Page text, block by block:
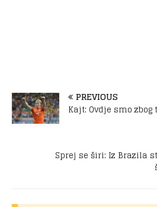
PREVIOUS
Kajt: Ovdje smo
Sprej se širi: Iz Brazila